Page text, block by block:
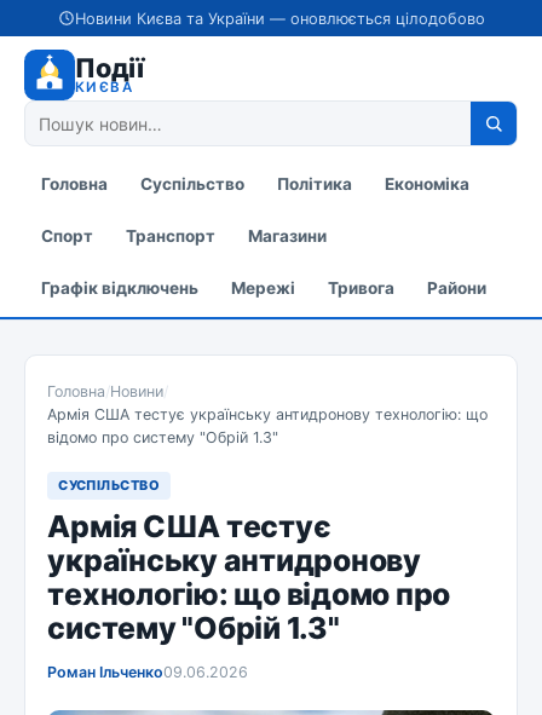
Новини Києва та України — оновлюється цілодобово
Події
КИЄВА
Головна Суспільство Політика Економіка
Спорт Транспорт Магазини
Графік відключень Мережі Тривога Райони
Головна/Новини/
Армія США тестує українську антидронову технологію: що
відомо про систему "Обрій 1.3"
СУСПІЛЬСТВО
Армія США тестує
українську антидронову
технологію: що відомо про
систему "Обрій 1.3"
Роман Ільченко09.06.2026